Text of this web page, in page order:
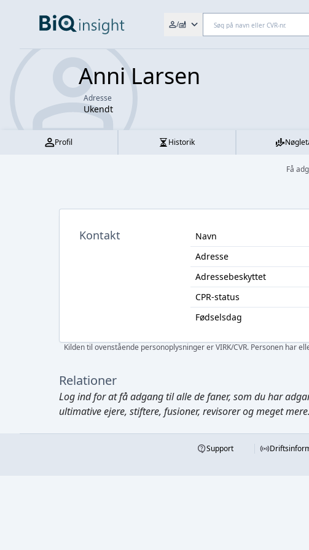
/
Anni Larsen
Adresse
Ukendt
Profil Historik
Få
Kontakt Navn
Adresse
Adressebeskyttet
CPR-status
Fødselsdag
Kilden til ovenstående personoplysninger er VIRK/CVR. Personen har
Relationer
Log indfor at få adgang til alle de faner, som du har
ultimative ejere, stiftere, fusioner, revisorer og meget mere.
Support